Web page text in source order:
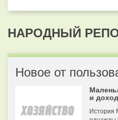
НАРОДНЫЙ
Новое от
и
История